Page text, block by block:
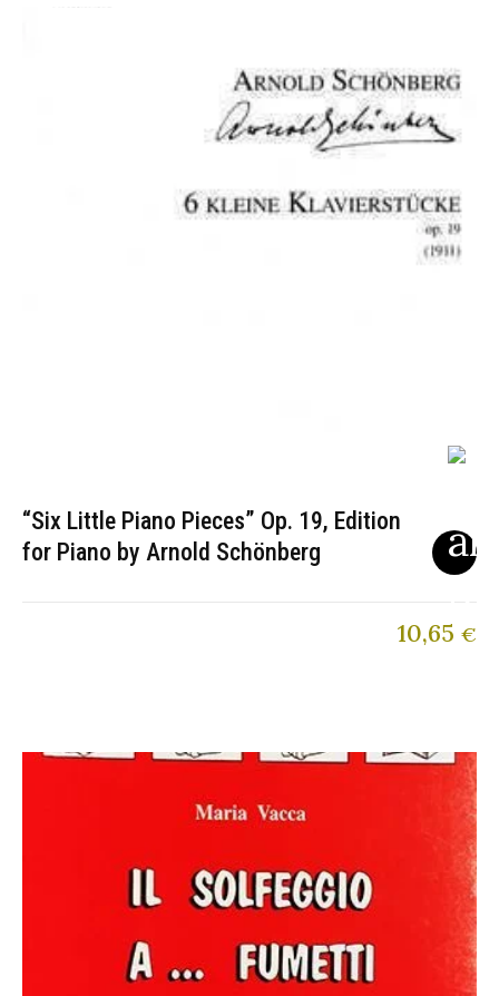
“Six Little Piano Pieces” Op. 19, Edition
for Piano by Arnold Schönberg
10,65 €